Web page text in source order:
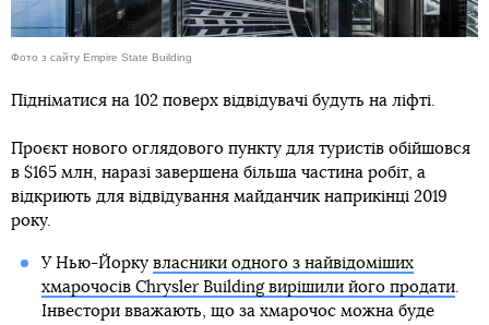
Фото з сайту Empire State Building
Підніматися на 102 поверх відвідувачі будуть на ліфті.
Проєкт нового оглядового пункту для туристів обійшовся
в $165 млн, наразі завершена більша частина робіт, а
відкриють для відвідування майданчик наприкінці 2019
року.
У Нью-Йорку власники одного з найвідоміших
хмарочосів Chrysler Building вирішили його продати.
Інвестори вважають, що за хмарочос можна буде